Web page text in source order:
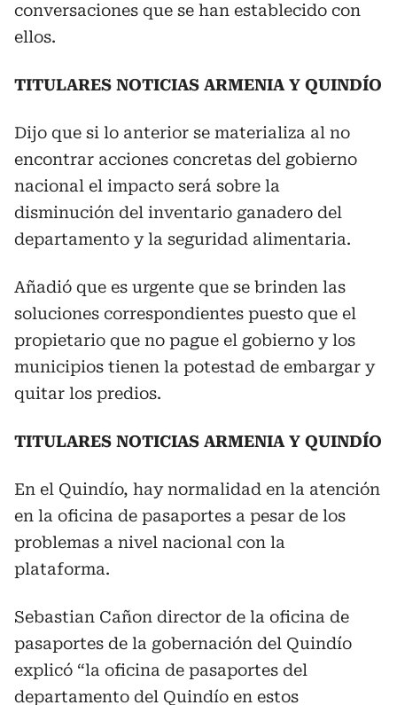
conversaciones que se han establecido con
ellos.
TITULARES NOTICIAS ARMENIA Y QUINDÍO
Dijo que si lo anterior se materializa al no
encontrar acciones concretas del gobierno
nacional el impacto será sobre la
disminución del inventario ganadero del
departamento y la seguridad alimentaria.
Añadió que es urgente que se brinden las
soluciones correspondientes puesto que el
propietario que no pague el gobierno y los
municipios tienen la potestad de embargar y
quitar los predios.
TITULARES NOTICIAS ARMENIA Y QUINDÍO
En el Quindío, hay normalidad en la atención
en la oficina de pasaportes a pesar de los
problemas a nivel nacional con la
plataforma.
Sebastian Cañon director de la oficina de
pasaportes de la gobernación del Quindío
explicó “la oficina de pasaportes del
departamento del Quindío en estos